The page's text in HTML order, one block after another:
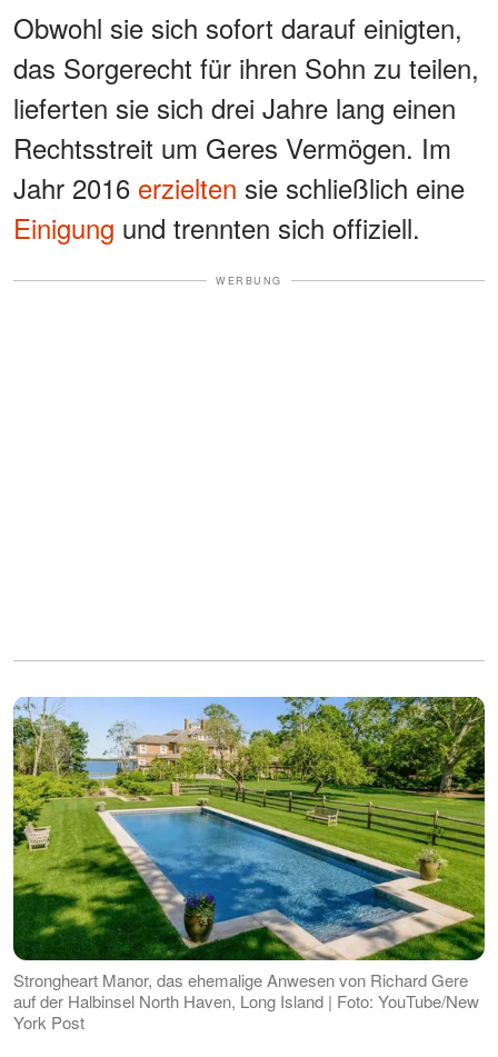
Obwohl sie sich sofort darauf einigten,
das Sorgerecht für ihren Sohn zu teilen,
lieferten sie sich drei Jahre lang einen
Rechtsstreit um Geres Vermögen. Im
Jahr 2016 erzielten sie schließlich eine
Einigung und trennten sich offiziell.
WERBUNG
Strongheart Manor, das ehemalige Anwesen von Richard Gere
auf der Halbinsel North Haven, Long Island | Foto: YouTube/New
York Post